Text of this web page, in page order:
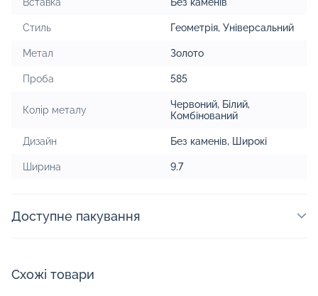
Стиль Геометрія, Універсальний
Метал Золото
Проба 585
Колір металу Червоний, Білий,
Комбінований
Дизайн Без каменів, Широкі
Ширина 9.7
Доступне пакування
Схожі товари